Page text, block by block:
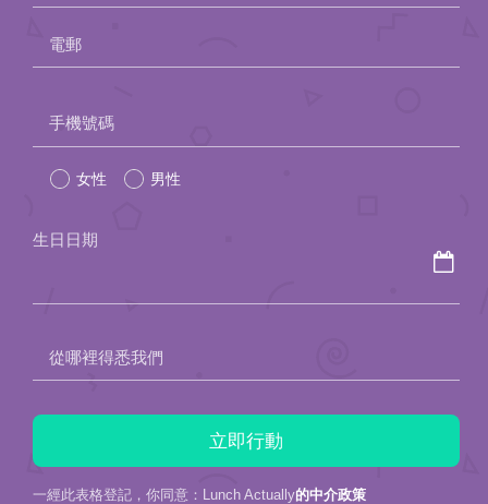
電郵
leave
this
手機號碼
女性 男性
生日日期
從哪裡得悉我們
一經此表格登記，你同意：Lunch Actually的中介政策